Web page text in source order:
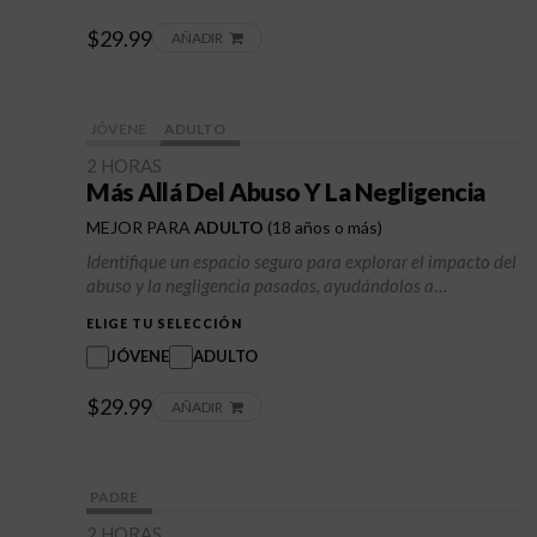
relaciones y progresar en su crecimiento personal.
$29.99 AÑADIR
ADULTO
2 HORAS
Más Allá Del Abuso Y La Negligencia
MEJOR PARA ADULTO (18 años o más)
Identifique un espacio seguro para explorar el impacto del
abuso y la negligencia pasados, ayudándolos a
desarrollar resiliencia, autoestima y habilidades de
afrontamiento saludables. Aprenda estrategias para
establecer metas personales para la curación y el
ELIGE TU SELECCIÓN
JÓVENE ADULTO
$29.99 AÑADIR
PADRE